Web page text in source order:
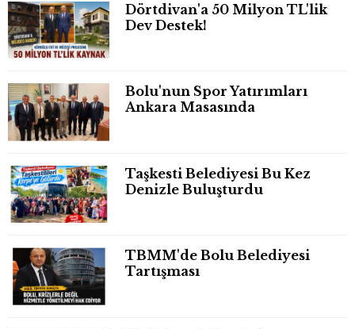
Dörtdivan'a 50 Milyon TL'lik
Dev Destek!
Bolu'nun Spor Yatırımları
Ankara Masasında
Taşkesti Belediyesi Bu Kez
Denizle Buluşturdu
TBMM'de Bolu Belediyesi
Tartışması